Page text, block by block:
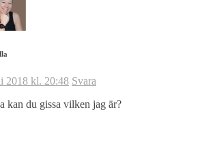
2018 kl. 20:48 Svara
kan du gissa vilken jag är?